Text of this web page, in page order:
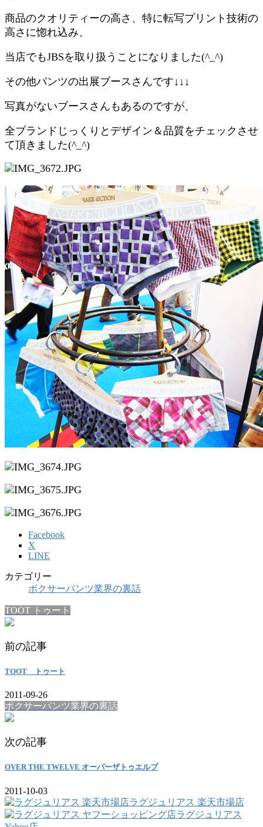
商品のクオリティーの高さ、特に転写プリント技術の
高さに惚れ込み、
当店でもJBSを取り扱うことになりました(^_^)
その他パンツの出展ブースさんです↓↓↓
写真がないブースさんもあるのですが、
全ブランドじっくりとデザイン＆品質をチェックさせ
て頂きました(^_^)
Facebook
X
LINE
カテゴリー
ボクサーパンツ業界の裏話
TOOT トゥート
前の記事
TOOT トゥート
2011-09-26
ボクサーパンツ業界の裏話
次の記事
OVER THE TWELVE オーバーザトゥエルブ
2011-10-03
ラグジュリアス 楽天市場店
ラグジュリアス